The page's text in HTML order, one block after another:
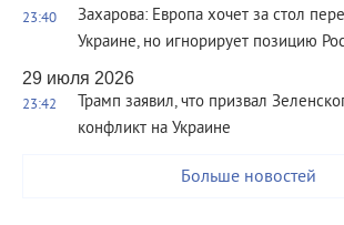
23:40
Захарова: Европа хочет за стол
Украине, но игнорирует позицию
29 июля 2026
23:42
Трамп заявил, что призвал
конфликт на Украине
Больше новостей